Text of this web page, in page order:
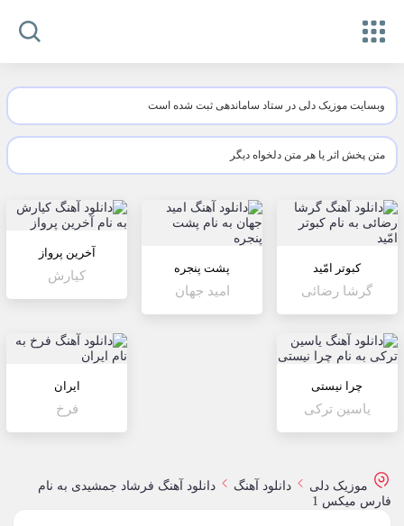
وبسایت موزیک دلی در ستاد ساماندهی ثبت شده است
متن پخش اثر یا هر متن دلخواه دیگر
کبوتر امّید
گرشا رضائی
پشت پنجره
امید جهان
آخرین پرواز
کیارش
چرا نیستی
یاسین ترکی
ایران
فرخ
موزیک دلی دانلود آهنگ
دانلود آهنگ فرشاد جمشیدی به نام
فارس میکس 1